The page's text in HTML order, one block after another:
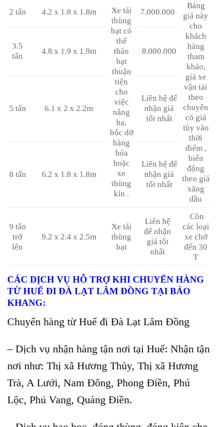
2 tấn 4.2 x 1.8 x 1.8m
Xe tải
thùng
bạt có
thể
tháo
bạt
thuận
tiện
cho
việc
nâng
hạ,
bốc dỡ
hàng
hóa
hoặc
xe
thùng
kín .
7.000.000
Bảng
giá này
cho
khách
hàng
tham
khảo,
giá xe
vận tải
theo
chuyến
có giá
tùy vào
thời
điểm ,
biến
động
theo giá
xăng
dầu
3.5
tấn
4.8 x 1.9 x 1.9m 8.000.000
5 tấn 6.1 x 2 x 2.2m
Liên hệ để
nhận giá
tốt nhất
8 tấn 6.2 x 1.8 x 1.8m
Liên hệ để
nhận giá
tốt nhất
9 tấn
trở
lên
9.2 x 2.4 x 2.5m
Xe tải
thùng
bạt
Liên hệ
để nhận
giá tốt
nhất
Còn
các loại
xe chở
đến 30
T
CÁC DỊCH VỤ HỖ TRỢ KHI CHUYỂN HÀNG
TỪ HUẾ ĐI ĐÀ LẠT LÂM ĐỒNG TẠI BẢO
KHANG:
Chuyển hàng từ Huế đi Đà Lạt Lâm Đồng
– Dịch vụ nhận hàng tận nơi tại Huế: Nhận tận
nơi như: Thị xã Hương Thủy, Thị xã Hương
Trà, A Lưới, Nam Đông, Phong Điền, Phú
Lộc, Phú Vang, Quảng Điền.